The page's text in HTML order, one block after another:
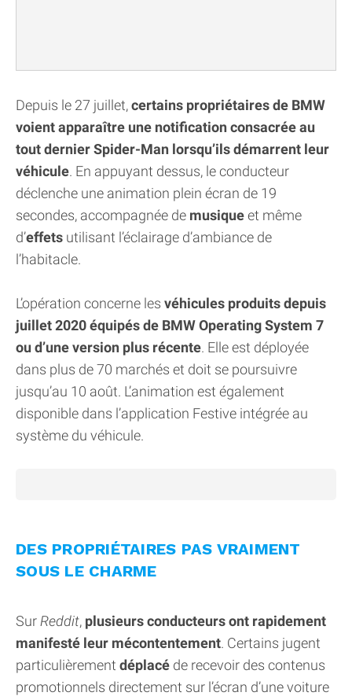
Depuis le 27 juillet,certains propriétaires de BMW
voient apparaître une notification consacrée au
tout dernier Spider-Man lorsqu’ils démarrent leur
véhicule. En appuyant dessus, le conducteur
déclenche une animation plein écran de 19
secondes, accompagnée de musiqueet même
d’effets utilisant l’éclairage d’ambiance de
l’habitacle.
L’opération concerne les véhicules produits depuis
juillet 2020 équipés de BMW Operating System 7
ou d’une version plus récente. Elle est déployée
dans plus de 70 marchés et doit se poursuivre
jusqu’au 10 août. L’animation est également
disponible dans l’application Festive intégrée au
système du véhicule.
DES PROPRIÉTAIRES PAS VRAIMENT
SOUS LE CHARME
SurReddit, plusieurs conducteurs ont rapidement
manifesté leur mécontentement. Certains jugent
particulièrement déplacé de recevoir des contenus
promotionnels directement sur l’écran d’une voiture